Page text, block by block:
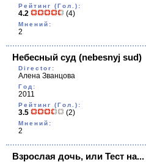
Рейтинг (Гол.):
4.2 (4)
Мнений:
2
Небесный суд (nebesnyj sud)
Director:
Алена Званцова
Год:
2011
Рейтинг (Гол.):
3.5 (2)
Мнений:
2
Взрослая дочь, или Тест на...